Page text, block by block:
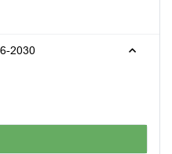
2030